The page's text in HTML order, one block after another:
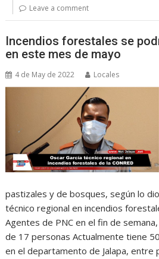
Leave a comment
Incendios forestales se
en este mes de mayo
4 de May de 2022 Locales
pastizales y de bosques, según lo
técnico regional en incendios
Agentes de PNC en el fin de
de 17 personas Actualmente tiene
en el departamento de Jalapa,